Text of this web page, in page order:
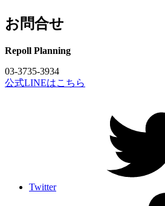
お問合せ
Repoll Planning
03-3735-3934
公式LINEはこちら
Twitter